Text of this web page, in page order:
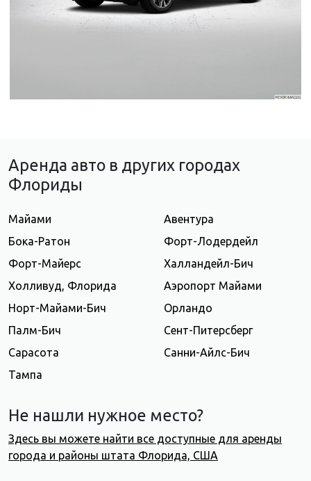
Аренда авто в других городах
Флориды
Майами
Авентура
Бока-Ратон
Форт-Лодердейл
Форт-Майерс
Халландейл-Бич
Холливуд, Флорида
Аэропорт Майами
Норт-Майами-Бич
Орландо
Палм-Бич
Сент-Питерсберг
Сарасота
Санни-Айлс-Бич
Тампа
Не нашли нужное место?
Здесь вы можете найти все доступные для аренды
города и районы штата Флорида, США